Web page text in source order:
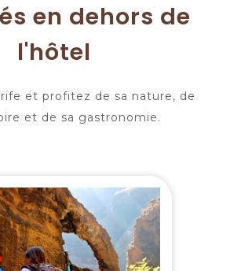
en dehors de
l'hôtel
et profitez de sa nature, de
et de sa gastronomie.